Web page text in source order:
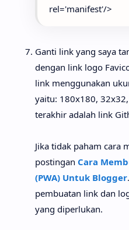
rel='manifest'/>
Ganti link yang saya
dengan link logo
link menggunakan
yaitu: 180x180,
terakhir adalah link
Jika tidak paham cara
postingan Cara
(PWA) Untuk Blogger
pembuatan link dan
yang diperlukan.